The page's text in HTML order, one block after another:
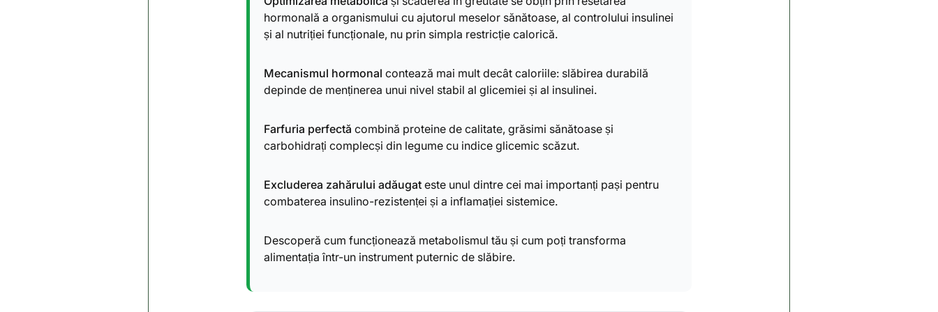
hormonală a organismului cu ajutorul meselor sănătoase, al controlului insulinei
și al nutriției funcționale, nu prin simpla restricție calorică.
Mecanismul hormonal contează mai mult decât caloriile: slăbirea durabilă
depinde de menținerea unui nivel stabil al glicemiei și al insulinei.
Farfuria perfectă combină proteine de calitate, grăsimi sănătoase și
carbohidrați complecși din legume cu indice glicemic scăzut.
Excluderea zahărului adăugat este unul dintre cei mai importanți pași pentru
combaterea insulino-rezistenței și a inflamației sistemice.
Descoperă cum funcționează metabolismul tău și cum poți transforma
alimentația într-un instrument puternic de slăbire.